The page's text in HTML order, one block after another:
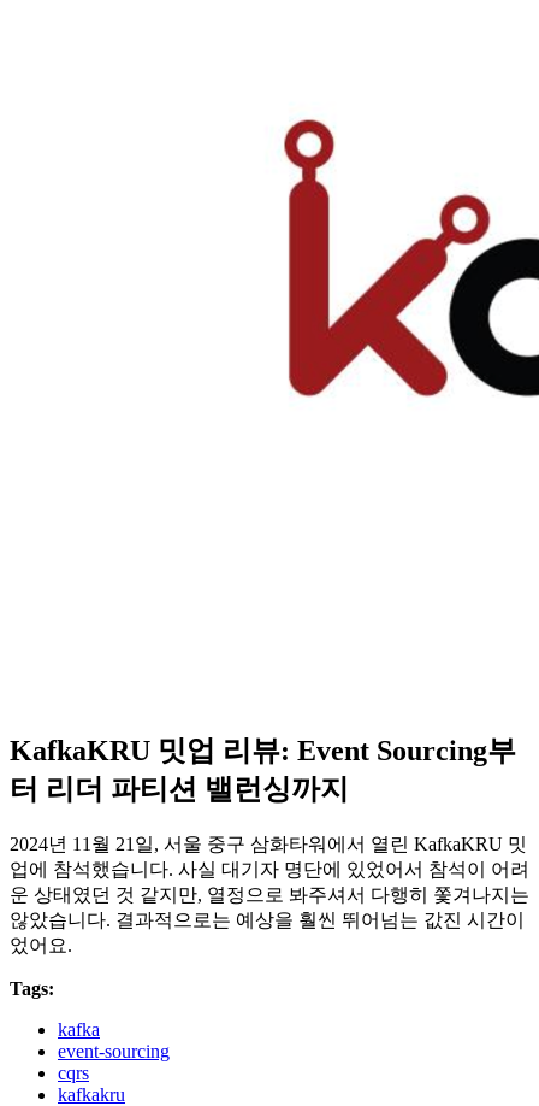
KafkaKRU 밋업 리뷰: Event Sourcing부
터 리더 파티션 밸런싱까지
2024년 11월 21일, 서울 중구 삼화타워에서 열린 KafkaKRU 밋
업에 참석했습니다. 사실 대기자 명단에 있었어서 참석이 어려
운 상태였던 것 같지만, 열정으로 봐주셔서 다행히 쫓겨나지는
않았습니다. 결과적으로는 예상을 훨씬 뛰어넘는 값진 시간이
었어요.
Tags:
kafka
event-sourcing
cqrs
kafkakru